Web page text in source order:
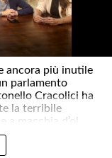
ancora più inutile
parlamento
Cracolici ha
la terribile
macchia d’ol..